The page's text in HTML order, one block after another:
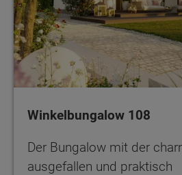
Winkelbungalow 108
Der Bungalow mit der
ausgefallen und praktisch